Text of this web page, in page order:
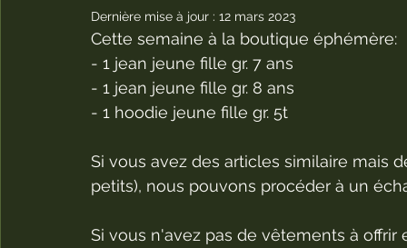
Dernière mise à jour : 12 mars 2023
Cette semaine à la boutique
- 1 jean jeune fille gr. 7 ans
- 1 jean jeune fille gr. 8 ans
- 1 hoodie jeune fille gr. 5t
Si vous avez des articles similaire mais
petits), nous pouvons procéder à un
Si vous n'avez pas de vêtements à